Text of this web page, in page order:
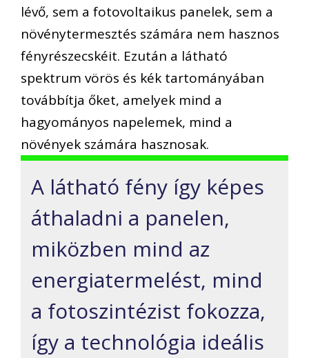
lévő, sem a fotovoltaikus panelek, sem a
növénytermesztés számára nem hasznos
fényrészecskéit. Ezután a látható
spektrum vörös és kék tartományában
továbbítja őket, amelyek mind a
hagyományos napelemek, mind a
növények számára hasznosak.
A látható fény így képes
áthaladni a panelen,
miközben mind az
energiatermelést, mind
a fotoszintézist fokozza,
így a technológia ideális